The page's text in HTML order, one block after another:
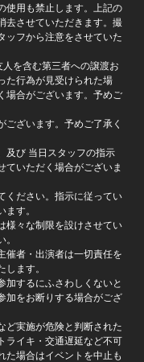
使用も禁止します。上記の
去させていただきます。撮
ッフから注意をさせていた
を含む第三者への譲渡お
た行為が見受けられた場
場合がございます。予めご
ざいます。予めご了承く
及び 当日スタッフの指示
ていただく場合がございま
ください。指示に従ってい
す。
様々な制限を設けさせてい
催者・出演者は一切責任を
ます。
するにふさわしくないと
加をお断りする場合がござ
ど実施が危険と判断された
ライキ・交通遅延など不可
た場合はイベントを中止も